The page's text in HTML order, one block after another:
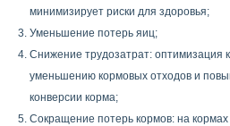
минимизирует риски для здоровья;
Уменьшение потерь яиц;
Снижение трудозатрат: оптимизация
уменьшению кормовых отходов и
конверсии корма;
Сокращение потерь кормов: на